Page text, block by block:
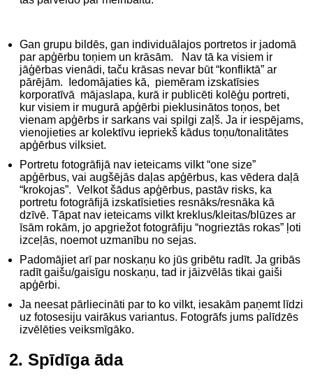
Gan grupu bildēs, gan individuālajos portretos ir jadomā
par apģērbu toņiem un krāsām. Nav tā ka visiem ir
jāģērbas vienādi, taču krāsas nevar būt “konfliktā” ar
pārējām. Iedomājaties kā, piemēram izskatīsies
korporatīvā mājaslapa, kurā ir publicēti kolēģu portreti,
kur visiem ir mugurā apģērbi pieklusinātos toņos, bet
vienam apģērbs ir sarkans vai spilgi zaļš. Ja ir iespējams,
vienojieties ar kolektīvu iepriekš kādus toņu/tonalitātes
apģērbus vilksiet.
Portretu fotogrāfijā nav ieteicams vilkt “one size”
apģērbus, vai augšējās daļas apģērbus, kas vēdera daļā
“krokojas”. Velkot šādus apģērbus, pastāv risks, ka
portretu fotogrāfijā izskatīsieties resnāks/resnāka kā
dzīvē. Tāpat nav ieteicams vilkt kreklus/kleitas/blūzes ar
īsām rokām, jo apgriežot fotogrāfiju “nogrieztās rokas” ļoti
izceļās, noemot uzmanību no sejas.
Padomājiet arī par noskaņu ko jūs gribētu radīt. Ja gribās
radīt gaišu/gaisīgu noskaņu, tad ir jāizvēlās tikai gaiši
apģērbi.
Ja neesat pārliecināti par to ko vilkt, iesakām paņemt līdzi
uz fotosesiju vairākus variantus. Fotogrāfs jums palīdzēs
izvēlēties veiksmīgāko.
2. Spīdīga āda